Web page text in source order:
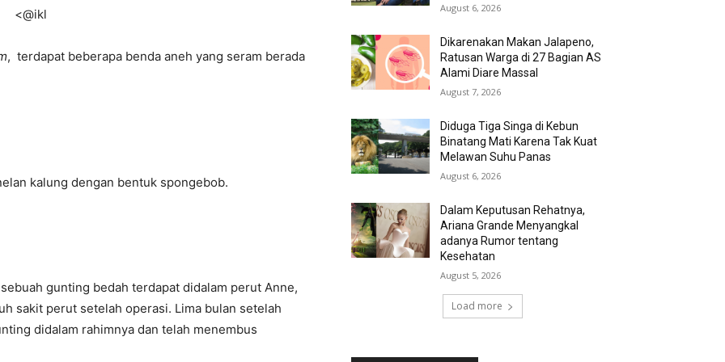
<@ikl
, terdapat beberapa benda aneh yang seram berada
kalung dengan bentuk spongebob.
gunting bedah terdapat didalam perut Anne,
sakit perut setelah operasi. Lima bulan setelah
didalam rahimnya dan telah menembus
August 6, 2026
Dikarenakan Makan Jalapeno,
Ratusan Warga di 27 Bagian AS
Alami Diare Massal
August 7, 2026
Diduga Tiga Singa di Kebun
Binatang Mati Karena Tak Kuat
Melawan Suhu Panas
August 6, 2026
Dalam Keputusan Rehatnya,
Ariana Grande Menyangkal
adanya Rumor tentang
Kesehatan
August 5, 2026
Load more